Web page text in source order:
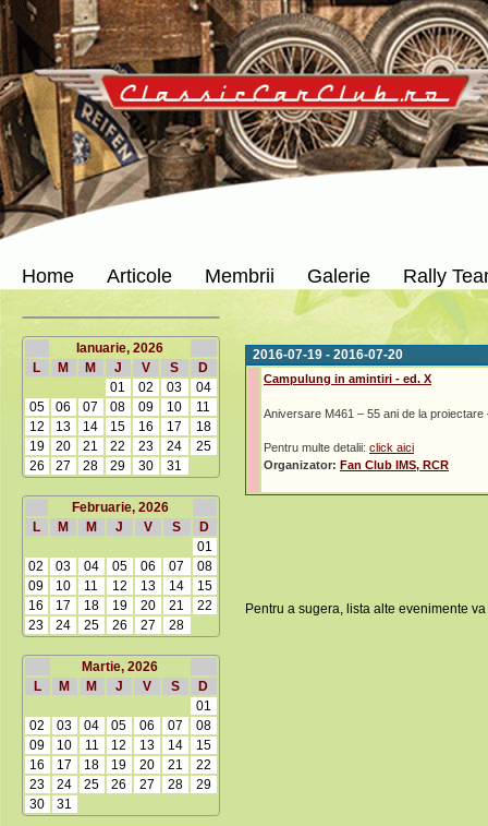
Home Articole Membrii Galerie Rally
Ianuarie, 2026
L
M M J V S
D
01
02 03
04
05
06 07 08 09 10
11
12
13 14 15 16 17
18
19
20 21 22 23 24
25
26
27 28 29 30 31
Februarie, 2026
L
M M J V S
D
01
02
03 04 05 06 07
08
09
10 11 12 13 14
15
16
17 18 19 20 21
22
23
24 25 26 27 28
Martie, 2026
L
M M J V S
D
01
02
03 04 05 06 07
08
09
10 11 12 13 14
15
16
17 18 19 20 21
22
23
24 25 26 27 28
29
30
31
2016-07-19 - 2016-07-20
Campulung in amintiri - ed. X
Aniversare M461 – 55 ani de la
Pentru multe detalii: click aici
Organizator: Fan Club IMS, RCR
Pentru a sugera, lista alte evenimente